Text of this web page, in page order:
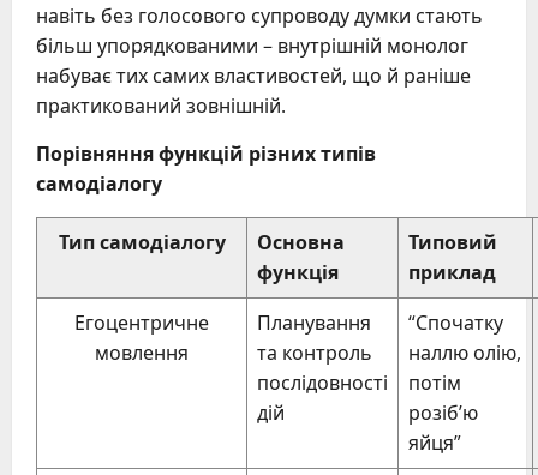
навіть без голосового супроводу думки стають
більш упорядкованими – внутрішній монолог
набуває тих самих властивостей, що й раніше
практикований зовнішній.
Порівняння функцій різних типів
самодіалогу
Тип самодіалогу
Основна
функція
Типовий
приклад
Егоцентричне
мовлення
Планування
та контроль
послідовності
дій
“Спочатку
наллю олію,
потім
розіб’ю
яйця”